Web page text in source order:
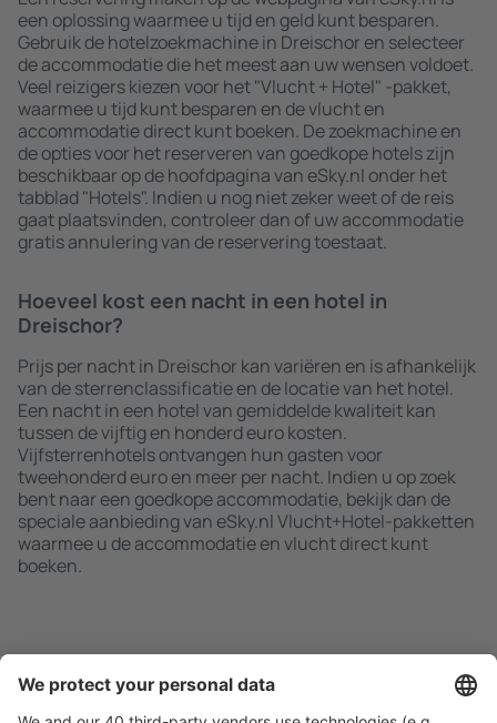
een oplossing waarmee u tijd en geld kunt besparen.
Gebruik de hotelzoekmachine in Dreischor en selecteer
de accommodatie die het meest aan uw wensen voldoet.
Veel reizigers kiezen voor het "Vlucht + Hotel" -pakket,
waarmee u tijd kunt besparen en de vlucht en
accommodatie direct kunt boeken. De zoekmachine en
de opties voor het reserveren van goedkope hotels zijn
beschikbaar op de hoofdpagina van eSky.nl onder het
tabblad "Hotels". Indien u nog niet zeker weet of de reis
gaat plaatsvinden, controleer dan of uw accommodatie
gratis annulering van de reservering toestaat.
Hoeveel kost een nacht in een hotel in
Dreischor?
Prijs per nacht in Dreischor kan variëren en is afhankelijk
van de sterrenclassificatie en de locatie van het hotel.
Een nacht in een hotel van gemiddelde kwaliteit kan
tussen de vijftig en honderd euro kosten.
Vijfsterrenhotels ontvangen hun gasten voor
tweehonderd euro en meer per nacht. Indien u op zoek
bent naar een goedkope accommodatie, bekijk dan de
speciale aanbieding van eSky.nl Vlucht+Hotel-pakketten
waarmee u de accommodatie en vlucht direct kunt
boeken.
Zoek snel en gemakkelijk